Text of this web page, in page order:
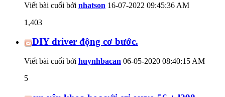
Viết bài cuối bởi nhatson 16-07-2022 09:45:36 AM
1,403
DIY driver động cơ bước.
Viết bài cuối bởi huynhbacan 06-05-2020 08:40:15 AM
5